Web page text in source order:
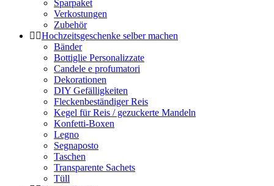
Sparpaket
Verkostungen
Zubehör
Hochzeitsgeschenke selber machen
Bänder
Bottiglie Personalizzate
Candele e profumatori
Dekorationen
DIY Gefälligkeiten
Fleckenbeständiger Reis
Kegel für Reis / gezuckerte Mandeln
Konfetti-Boxen
Legno
Segnaposto
Taschen
Transparente Sachets
Tüll